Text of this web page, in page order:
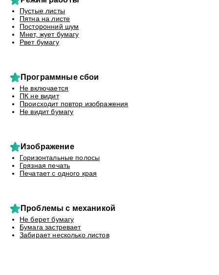
Пустые листы
Пятна на листе
Посторонний шум
Мнет, жует бумагу
Рвет бумагу
Программные сбои
Не включается
ПК не видит
Происходит повтор изображения
Не видит бумагу
Изображение
Горизонтальные полосы
Грязная печать
Печатает с одного края
Проблемы с механикой
Не берет бумагу
Бумага застревает
Забирает несколько листов